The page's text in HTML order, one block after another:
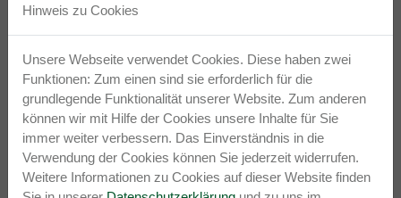
Sommerzeit: 16:00 - 23:00h
Winterzeit: 15:00 - 23:00h
JETZT ANFRAGEN
ROUTENPLANUNG
Hinweis zu Cookies
Unsere Webseite verwendet Cookies. Diese haben zwei
Funktionen: Zum einen sind sie erforderlich für die
grundlegende Funktionalität unserer Website. Zum anderen
können wir mit Hilfe der Cookies unsere Inhalte für Sie
immer weiter verbessern. Das Einverständnis in die
Verwendung der Cookies können Sie jederzeit widerrufen.
Weitere Informationen zu Cookies auf dieser Website finden